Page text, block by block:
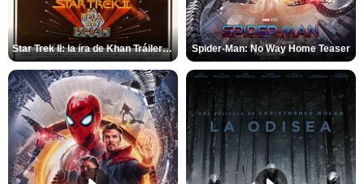
Star Trek II: la ira de Khan Tráiler VO Spider-Man: No Way Home Teaser